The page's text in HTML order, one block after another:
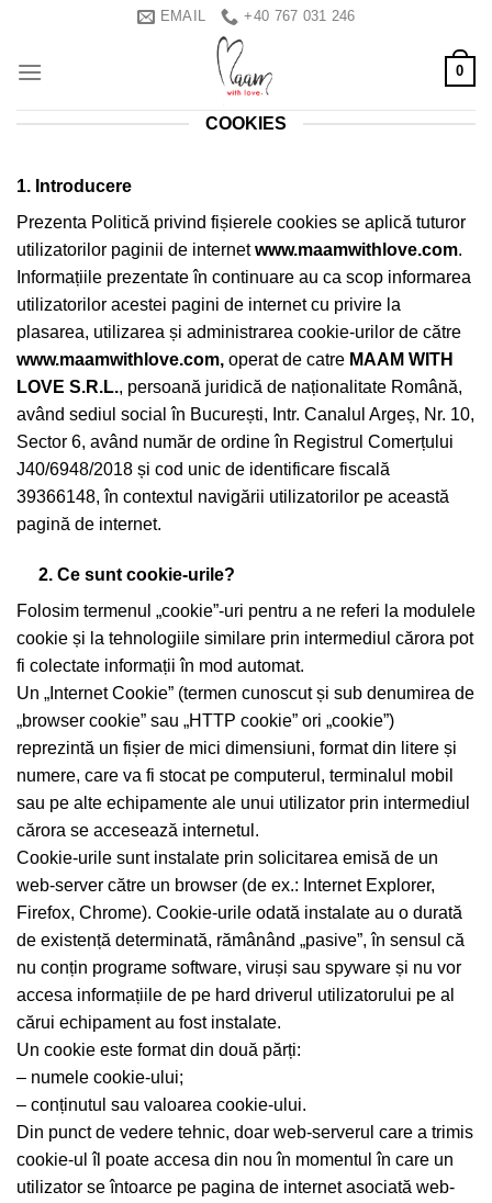
content
EMAIL +40 767 031 246
0
COOKIES
1. Introducere
Prezenta Politică privind fișierele cookies se aplică tuturor
utilizatorilor paginii de internetwww.maamwithlove.com.
Informațiile prezentate în continuare au ca scop informarea
utilizatorilor acestei pagini de internet cu privire la
plasarea, utilizarea și administrarea cookie-urilor de către
www.maamwithlove.com, operat de catre MAAM WITH
LOVE S.R.L., persoană juridică de naționalitate Română,
având sediul social în București, Intr. Canalul Argeș, Nr. 10,
Sector 6, având număr de ordine în Registrul Comerțului
J40/6948/2018 și cod unic de identificare fiscală
39366148, în contextul navigării utilizatorilor pe această
pagină de internet.
2. Ce sunt cookie-urile?
Folosim termenul „cookie”-uri pentru a ne referi la modulele
cookie și la tehnologiile similare prin intermediul cărora pot
fi colectate informații în mod automat.
Un „Internet Cookie” (termen cunoscut și sub denumirea de
„browser cookie” sau „HTTP cookie” ori „cookie”)
reprezintă un fișier de mici dimensiuni, formatdin litere și
numere, care va fi stocat pe computerul, terminalul mobil
sau pe alte echipamente ale unui utilizator prin intermediul
cărora se accesează internetul.
Cookie-urile sunt instalate prin solicitarea emisă de un
web-server către un browser (de ex.: Internet Explorer,
Firefox, Chrome). Cookie-urile odată instalate au o durată
de existență determinată, rămânând „pasive”, în sensul că
nu conțin programe software, viruși sau spyware și nu vor
accesa informațiile de pe hard driverul utilizatorului pe al
cărui echipament au fost instalate.
Un cookie este format din două părți:
– numele cookie-ului;
– conținutul sau valoarea cookie-ului.
Din punct de vedere tehnic, doar web-serverul care a trimis
cookie-ul îl poate accesa din nou în momentul în care un
utilizator se întoarce pe pagina de internet asociată web-